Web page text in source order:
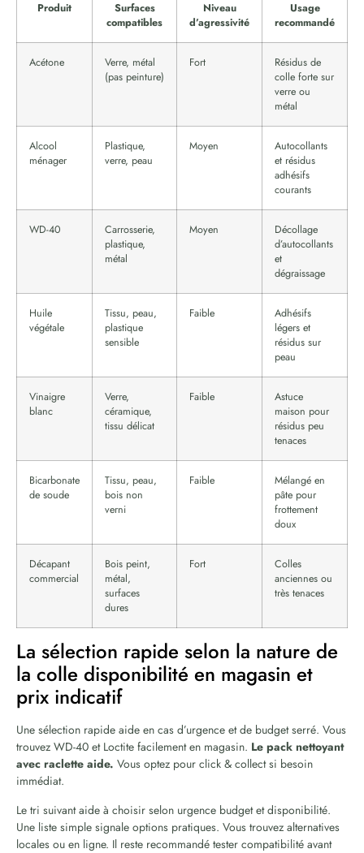
Produit
Surfaces
compatibles
Niveau
d’agressivité
Usage
recommandé
Acétone
Verre, métal
(pas peinture)
Fort
Résidus de
colle forte sur
verre ou
métal
Alcool
ménager
Plastique,
verre, peau
Moyen
Autocollants
et résidus
adhésifs
courants
WD-40
Carrosserie,
plastique,
métal
Moyen
Décollage
d’autocollants
et
dégraissage
Huile
végétale
Tissu, peau,
plastique
sensible
Faible
Adhésifs
légers et
résidus sur
peau
Vinaigre
blanc
Verre,
céramique,
tissu délicat
Faible
Astuce
maison pour
résidus peu
tenaces
Bicarbonate
de soude
Tissu, peau,
bois non
verni
Faible
Mélangé en
pâte pour
frottement
doux
Décapant
commercial
Bois peint,
métal,
surfaces
dures
Fort
Colles
anciennes ou
très tenaces
La sélection rapide selon la nature de
la colle disponibilité en magasin et
prix indicatif
Une sélection rapide aide en cas d’urgence et de budget serré. Vous
trouvez WD-40 et Loctite facilement en magasin. Le pack nettoyant
avec raclette aide. Vous optez pour click & collect si besoin
immédiat.
Le tri suivant aide à choisir selon urgence budget et disponibilité.
Une liste simple signale options pratiques. Vous trouvez alternatives
locales ou en ligne. Il reste recommandé tester compatibilité avant